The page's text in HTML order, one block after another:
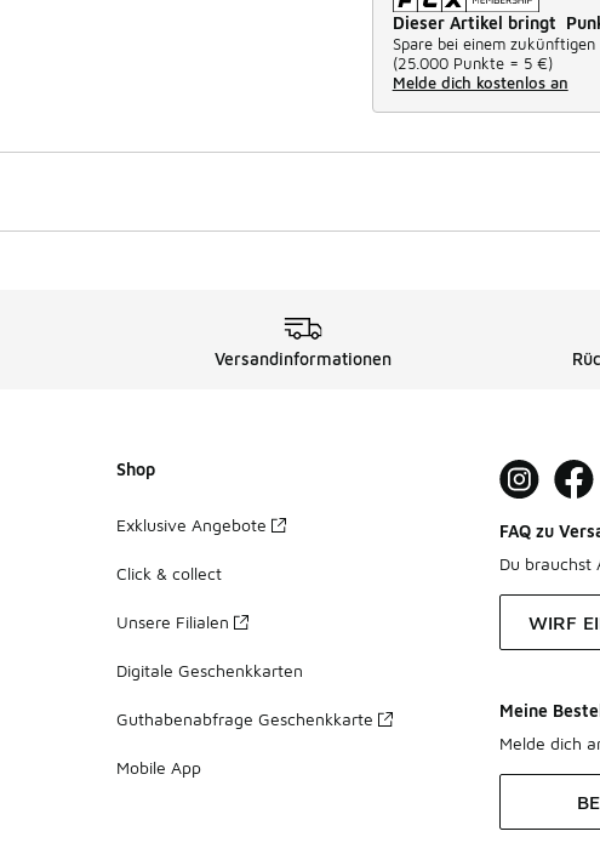
Dieser Artikel bringt
Spare bei einem zukünftigen
(25.000 Punkte = 5 €)
Melde dich kostenlos an
Versandinformationen
Shop
Exklusive Angebote
Click & collect
Unsere Filialen
Digitale Geschenkkarten
Guthabenabfrage Geschenkkarte
Mobile App
FAQ zu
Du brauchst
WIRF
Meine
Melde dich